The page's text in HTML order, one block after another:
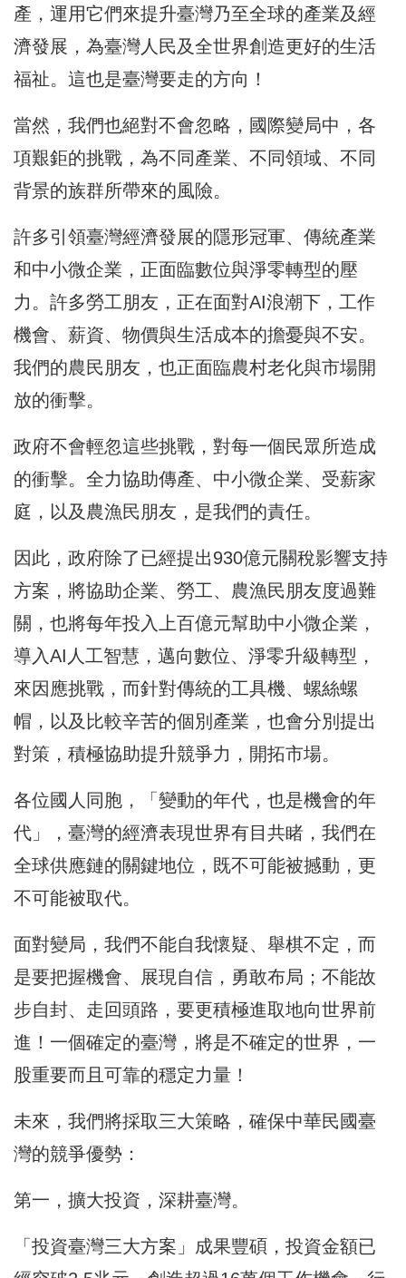
產，運用它們來提升臺灣乃至全球的產業及經
濟發展，為臺灣人民及全世界創造更好的生活
福祉。這也是臺灣要走的方向！
當然，我們也絕對不會忽略，國際變局中，各
項艱鉅的挑戰，為不同產業、不同領域、不同
背景的族群所帶來的風險。
許多引領臺灣經濟發展的隱形冠軍、傳統產業
和中小微企業，正面臨數位與淨零轉型的壓
力。許多勞工朋友，正在面對AI浪潮下，工作
機會、薪資、物價與生活成本的擔憂與不安。
我們的農民朋友，也正面臨農村老化與市場開
放的衝擊。
政府不會輕忽這些挑戰，對每一個民眾所造成
的衝擊。全力協助傳產、中小微企業、受薪家
庭，以及農漁民朋友，是我們的責任。
因此，政府除了已經提出930億元關稅影響支持
方案，將協助企業、勞工、農漁民朋友度過難
關，也將每年投入上百億元幫助中小微企業，
導入AI人工智慧，邁向數位、淨零升級轉型，
來因應挑戰，而針對傳統的工具機、螺絲螺
帽，以及比較辛苦的個別產業，也會分別提出
對策，積極協助提升競爭力，開拓市場。
各位國人同胞，「變動的年代，也是機會的年
代」，臺灣的經濟表現世界有目共睹，我們在
全球供應鏈的關鍵地位，既不可能被撼動，更
不可能被取代。
面對變局，我們不能自我懷疑、舉棋不定，而
是要把握機會、展現自信，勇敢布局；不能故
步自封、走回頭路，要更積極進取地向世界前
進！一個確定的臺灣，將是不確定的世界，一
股重要而且可靠的穩定力量！
未來，我們將採取三大策略，確保中華民國臺
灣的競爭優勢：
第一，擴大投資，深耕臺灣。
「投資臺灣三大方案」成果豐碩，投資金額已